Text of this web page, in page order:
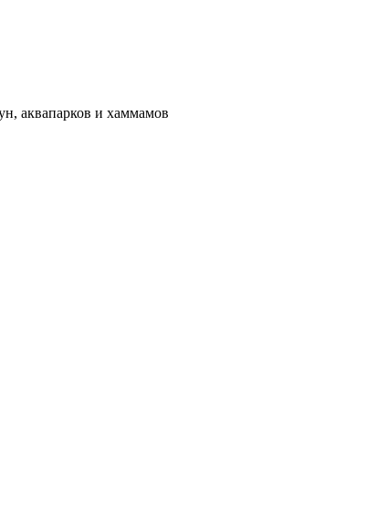
аквапарков и хаммамов